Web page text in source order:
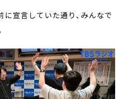
に宣言していた通り、みんなで